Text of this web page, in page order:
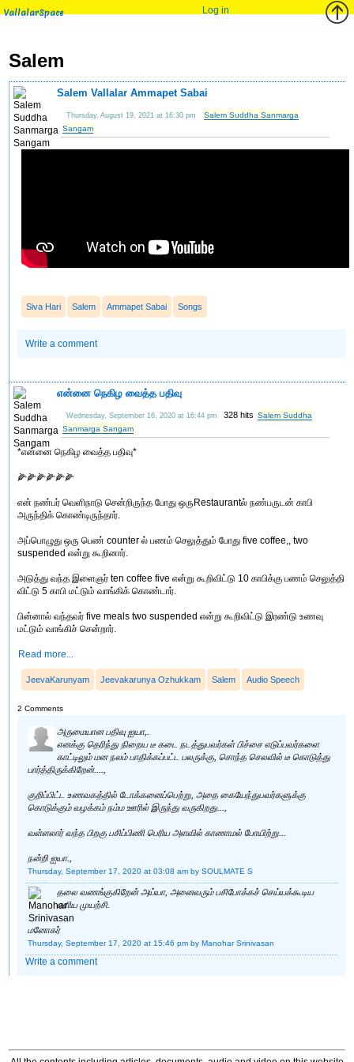
VallalarSpace Log in
Salem
Salem Vallalar Ammapet Sabai
Thursday, August 19, 2021 at 16:30 pm
Salem Suddha Sanmarga
Sangam
Siva Hari Salem Ammapet Sabai Songs
Write a comment
என்னை நெகிழ வைத்த பதிவு
Wednesday, September 16, 2020 at 16:44 pm 328 hits Salem Suddha
Sanmarga Sangam
*என்னை நெகிழ வைத்த பதிவு*
🌽🌽🌽🌽🌽🌽
என் நண்பர் வெளிநாடு சென்றிருந்த போது ஒருRestaurantல் நண்பருடன் காபி
அருந்திக் கொண்டிருந்தார்.
அப்பொழுது ஒரு பெண் counter ல் பணம் செலுத்தும் போது five coffee,, two
suspended என்று கூறினார்.
அடுத்து வந்த இளைஞர் ten coffee five என்று கூறிவிட்டு 10 காபிக்கு பணம் செலுத்தி
விட்டு 5 காபி மட்டும் வாங்கிக் கொண்டார்.
பின்னால் வந்தவர் five meals two suspended என்று கூறிவிட்டு இரண்டு உணவு
மட்டும் வாங்கிச் சென்றார்.
Read more...
JeevaKarunyam Jeevakarunya Ozhukkam Salem Audio Speech
2 Comments
அருமையான பதிவு ஐயா,.
எனக்கு தெரிந்து நிறைய டீ கடை நடத்துபவர்கள் பிச்சை எடுப்பவர்களை
காட்டிலும் மன நலம் பாதிக்கப்பட்ட பலருக்கு, சொந்த செலவில் டீ கொடுத்து
பார்த்திருக்கிறேன்....,
குறிப்பிட்ட உணவகத்தில் டோக்கனைப்பெற்று, அதை கையேந்துபவர்களுக்கு
கொடுக்கும் வழக்கம் நம்ம ஊரில் இருந்து வருகிறது...,
வள்ளலார் வந்த பிறகு பசிப்பிணி பெரிய அளவில் காணாமல் போயிற்று...
நன்றி ஐயா.,
Thursday, September 17, 2020 at 03:08 am by SOULMATE S
தலை வணங்குகிறேன் அய்யா, அனைவரும் பசிபோக்கச் செய்யக்கூடிய
எளிய முயற்சி.
மனோகர்
Thursday, September 17, 2020 at 15:46 pm by Manohar Srinivasan
Write a comment